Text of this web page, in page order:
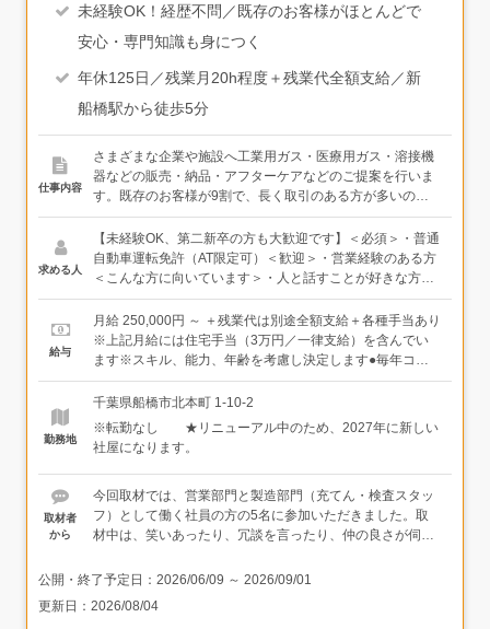
未経験OK！経歴不問／既存のお客様がほとんどで
安心・専門知識も身につく
年休125日／残業月20h程度＋残業代全額支給／新
船橋駅から徒歩5分
仕事内容
さまざまな企業や施設へ工業用ガス・医療用ガス・溶接機
器などの販売・納品・アフターケアなどのご提案を行いま
す。既存のお客様が9割で、長く取引のある方が多いので
営業が初めてでも安心です。＜具体的な業務内容＞・既存
顧客への定期訪問・ガス・溶接機器・工業薬品などの受注
対応・お客様のニーズのヒアリングと提案・見積書・発注
書などの書類対応・新規顧客対応＜担当顧客と営業エリア
アリウム店舗、官公庁まで幅広い顧客を担当します。営業
エリアは千葉県内が中心で、出張はほぼありません。1週
間単位で自分でスケジュールを組んで動く裁量がありま
ます。＜入社後は…＞各種ガス、溶接機器、工業薬品な
ど、私たちの普段の生活ではあまり馴染みのない製品を扱
っていくため、専門的な知識は入社後にイチから学べる機
会を設けています。STEP1：社内にて導入研修を行います
STEP2：製造工場にて製品（ガスボンベなど）の取り扱い
を学びます（入社後1ヶ月程度）STEP3：先輩との同行研
修で営業ノウハウ・提案の仕方などを学びます（3ヶ月～
半年程度）STEP4：先輩からお客様を引継ぎ1人で訪問へ
大型配送は専門スタッフが担当。営業が自ら運ぶのは小
型・少量のものが中心です。★営業で働く社員は20～40代
が3名活躍中！
求める人
【未経験OK、第二新卒の方も大歓迎です】＜必須＞・普通
自動車運転免許（AT限定可）＜歓迎＞・営業経験のある方
＜こんな方に向いています＞・人と話すことが好きな方・
ささいな会話から関係を深めていける方★未経験入社でも
イチから専門知識をつけていけます！
給与
月給 250,000円 ～ ＋残業代は別途全額支給＋各種手当あり
※上記月給には住宅手当（3万円／一律支給）を含んでい
ます※スキル、能力、年齢を考慮し決定します●毎年コツ
コツ昇給がありますがんばっている姿はしっかりと評価。
当社では毎年昇給＋業績に応じて賞与もでておりますの
で、安定した給与がしっかりとでています。年齢とともに
変化していくライフステージにも対応でき、当社に入って
から結婚・マイホーム購入・子育てを経験している先輩も
多くいます。
勤務地
千葉県船橋市北本町 1-10-2
※転勤なし ★リニューアル中のため、2027年に新しい
社屋になります。
取材者
から
今回取材では、営業部門と製造部門（充てん・検査スタッ
フ）として働く社員の方の5名に参加いただきました。取
材中は、笑いあったり、冗談を言ったり、仲の良さが伺え
員の家庭に届けたり、社員の家族も一緒に釣りに行ったり
公開・終了予定日： 2026/06/09 ～ 2026/09/01
更新日： 2026/08/04